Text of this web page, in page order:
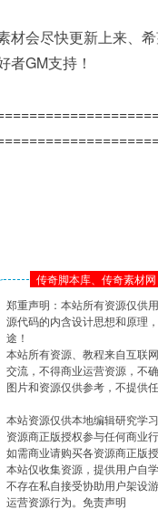
材会尽快更新上来、
者GM支持！
传奇脚本库、传奇素材
郑重声明：本站所有资源仅供
源代码的内含设计思想和原理
途！
本站所有资源、教程来自互联
交流，不得商业运营资源，不
图片和资源仅供参考，不提供
本站资源仅供本地编辑研究学
资源商正版授权参与任何商业
如需商业请购买各资源商正版
本站仅收集资源，提供用户自
不存在私自接受协助用户架设
运营资源行为。免责声明